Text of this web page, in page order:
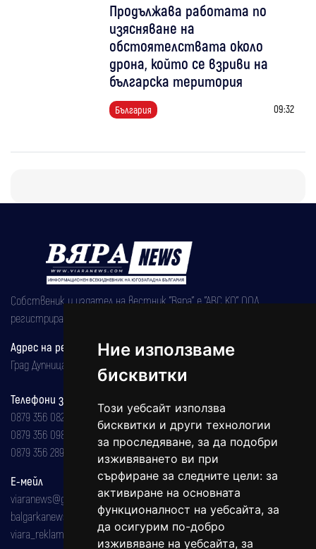
Ние използваме
бисквитки
Този уебсайт използва
бисквитки и други технологии
за проследяване, за да подобри
изживяването ви при
сърфиране за следните цели: за
активиране на основната
функционалност на уебсайта, за
да осигурим по-добро
изживяване на уебсайта, за
Продължава работата по
изясняване на
обстоятелствата около
дрона, който се взриви на
българска територия
България 09:32
Собственик и издател на вестник "Вяра" е "АВС КО" ООД,
регистрирана на 08.05.2002 година.
Адрес на редакцията
Град Дупница, ул.''Христо Ботев" 43
Телефони за реклама и абонаменти
0879 356 082
0879 356 098
0879 356 289
Е-мейл
viaranews@gmail.com
balgarkanews@gmail.com
viara_reklama@mail.bg